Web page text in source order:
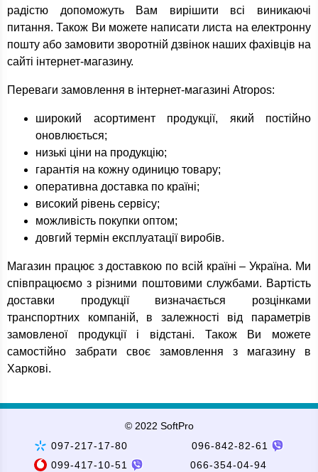
радістю допоможуть Вам вирішити всі виникаючі
питання. Також Ви можете написати листа на електронну
пошту або замовити зворотній дзвінок наших фахівців на
сайті інтернет-магазину.
Переваги замовлення в інтернет-магазині Atropos:
широкий асортимент продукції, який постійно
оновлюється;
низькі ціни на продукцію;
гарантія на кожну одиницю товару;
оперативна доставка по країні;
високий рівень сервісу;
можливість покупки оптом;
довгий термін експлуатації виробів.
Магазин працює з доставкою по всій країні – Україна. Ми
співпрацюємо з різними поштовими службами. Вартість
доставки продукції визначається розцінками
транспортних компаній, в залежності від параметрів
замовленої продукції і відстані. Також Ви можете
самостійно забрати своє замовлення з магазину в
Харкові.
© 2022 SoftPro
097-217-17-80
096-842-82-61
099-417-10-51
066-354-04-94